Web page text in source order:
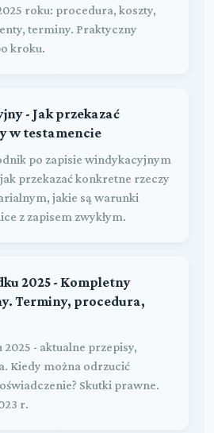
roku: procedura, koszty,
terminy. Praktyczny
kroku.
- Jak przekazać
w testamencie
po zapisie windykacyjnym
przekazać konkretne rzeczy
jakie są warunki
z zapisem zwykłym.
2025 - Kompletny
Terminy, procedura,
- aktualne przepisy,
Kiedy można odrzucić
oświadczenie? Skutki prawne.
r.